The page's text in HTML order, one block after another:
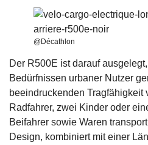
@Décathlon
Der R500E ist darauf
Bedürfnissen urbaner Nutzer
beeindruckenden Tragfähigkeit
Radfahrer, zwei Kinder oder
Beifahrer sowie Waren
Design, kombiniert mit einer